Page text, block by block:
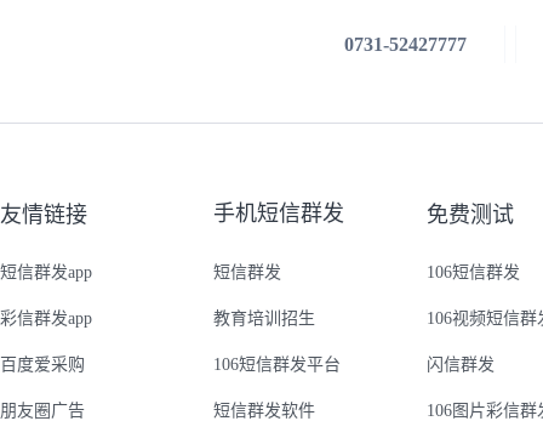
0731-52427777
友情链接
短信群发app
彩信群发app
百度爱采购
朋友圈广告
手机短信群发
短信群发
教育培训招生
106短信群发平台
短信群发软件
免费测试
106短信群发
106视频短信群
闪信群发
106图片彩信群